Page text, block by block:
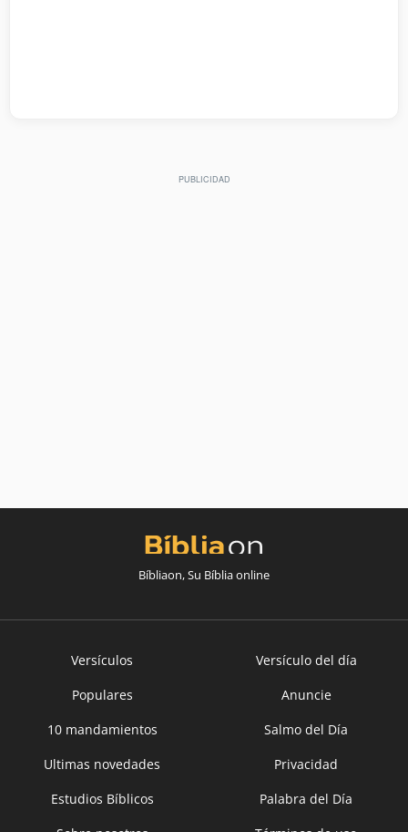
Bíbliaon, Su Bíblia online
Versículos
Versículo del día
Populares
Anuncie
10 mandamientos
Salmo del Día
Ultimas novedades
Privacidad
Estudios Bíblicos
Palabra del Día